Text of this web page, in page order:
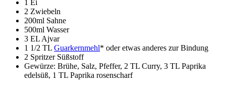
1 Ei
2 Zwiebeln
200ml Sahne
500ml Wasser
3 EL Ajvar
1 1/2 TL Guarkernmehl* oder etwas anderes zur Bindung
2 Spritzer Süßstoff
Gewürze: Brühe, Salz, Pfeffer, 2 TL Curry, 3 TL Paprika
edelsüß, 1 TL Paprika rosenscharf